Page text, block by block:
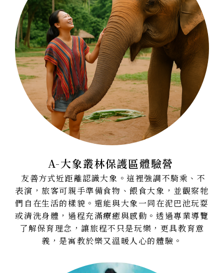
A-大象叢林保護區體驗營
友善方式近距離認識大象。這裡強調不騎乘、不
表演，旅客可親手準備食物、餵食大象，並觀察牠
們自在生活的樣貌。還能與大象一同在泥巴池玩耍
或清洗身體，過程充滿療癒與感動。透過專業導覽
了解保育理念，讓旅程不只是玩樂，更具教育意
義，是寓教於樂又溫暖人心的體驗。